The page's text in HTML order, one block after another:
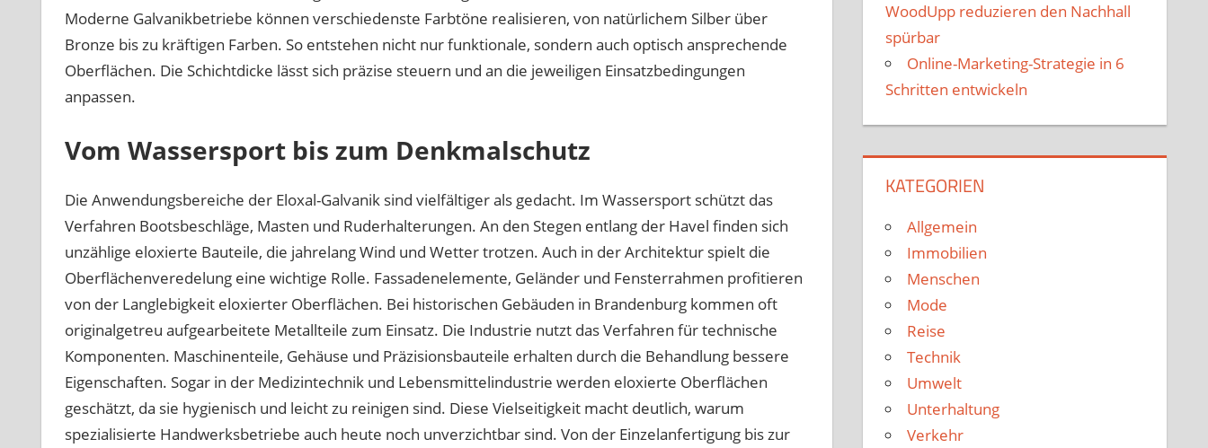
Moderne Galvanikbetriebe können verschiedenste Farbtöne realisieren, von natürlichem Silber über
Bronze bis zu kräftigen Farben. So entstehen nicht nur funktionale, sondern auch optisch ansprechende
Oberflächen. Die Schichtdicke lässt sich präzise steuern und an die jeweiligen Einsatzbedingungen
anpassen.
Vom Wassersport bis zum Denkmalschutz
Die Anwendungsbereiche der Eloxal-Galvanik sind vielfältiger als gedacht. Im Wassersport schützt das
Verfahren Bootsbeschläge, Masten und Ruderhalterungen. An den Stegen entlang der Havel finden sich
unzählige eloxierte Bauteile, die jahrelang Wind und Wetter trotzen. Auch in der Architektur spielt die
Oberflächenveredelung eine wichtige Rolle. Fassadenelemente, Geländer und Fensterrahmen profitieren
von der Langlebigkeit eloxierter Oberflächen. Bei historischen Gebäuden in Brandenburg kommen oft
originalgetreu aufgearbeitete Metallteile zum Einsatz. Die Industrie nutzt das Verfahren für technische
Komponenten. Maschinenteile, Gehäuse und Präzisionsbauteile erhalten durch die Behandlung bessere
Eigenschaften. Sogar in der Medizintechnik und Lebensmittelindustrie werden eloxierte Oberflächen
geschätzt, da sie hygienisch und leicht zu reinigen sind. Diese Vielseitigkeit macht deutlich, warum
spezialisierte Handwerksbetriebe auch heute noch unverzichtbar sind. Von der Einzelanfertigung bis zur
WoodUpp reduzieren den Nachhall
spürbar
Online-Marketing-Strategie in 6
Schritten entwickeln
KATEGORIEN
Allgemein
Immobilien
Menschen
Mode
Reise
Technik
Umwelt
Unterhaltung
Verkehr